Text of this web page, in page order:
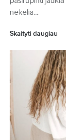
nekelia…
Skaityti daugiau